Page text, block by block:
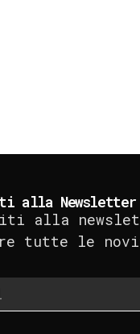
alla Newsletter
alla
tutte le